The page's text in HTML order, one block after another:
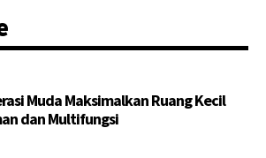
Muda Maksimalkan Ruang Kecil
dan Multifungsi